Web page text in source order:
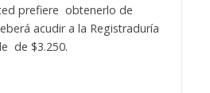
prefiere obtenerlo de
acudir a la Registraduría
de $3.250.